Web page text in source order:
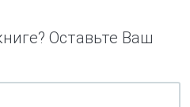
Оставьте Ваш